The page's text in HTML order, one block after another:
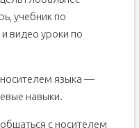
учебник по
видео уроки по
языка —
навыки.
с носителем